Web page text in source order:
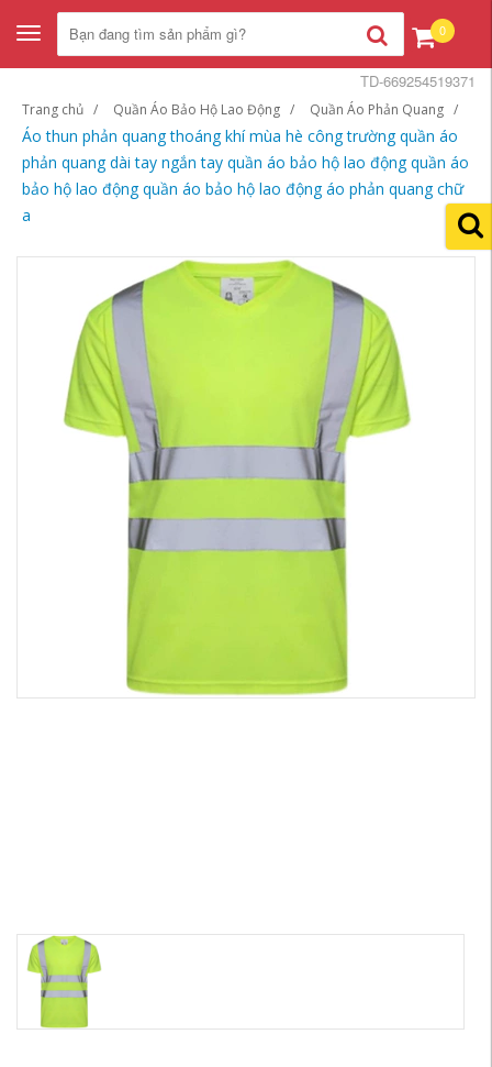
Toggle
navigation
0
Trang chủ Quần Áo Bảo Hộ Lao Động Quần Áo Phản Quang
Áo thun phản quang thoáng khí mùa hè công trường quần áo
phản quang dài tay ngắn tay quần áo bảo hộ lao động quần áo
bảo hộ lao động quần áo bảo hộ lao động áo phản quang chữ
a
TD-669254519371